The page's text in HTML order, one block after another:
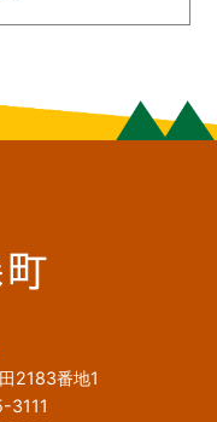
2183番地1
3111